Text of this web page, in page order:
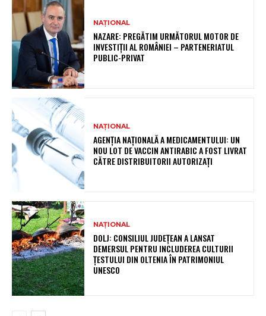
NAȚIONAL
NAZARE: PREGĂTIM URMĂTORUL MOTOR DE
INVESTIȚII AL ROMÂNIEI – PARTENERIATUL
PUBLIC-PRIVAT
NAȚIONAL
AGENȚIA NAȚIONALĂ A MEDICAMENTULUI: UN
NOU LOT DE VACCIN ANTIRABIC A FOST LIVRAT
CĂTRE DISTRIBUITORII AUTORIZAȚI
NAȚIONAL
DOLJ: CONSILIUL JUDEȚEAN A LANSAT
DEMERSUL PENTRU INCLUDEREA CULTURII
ȚESTULUI DIN OLTENIA ÎN PATRIMONIUL
UNESCO